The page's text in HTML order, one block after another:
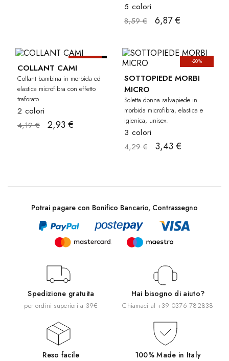
5 colori
8,59 €
6,87 €
BAMBINA
COLLANT CAMI
Collant bambina in morbida ed
elastica microfibra con effetto
traforato.
2 colori
4,19 €
2,93 €
-20%
SOTTOPIEDE MORBI
MICRO
Soletta donna salvapiede in
morbida microfibra, elastica e
igienica, unisex.
3 colori
4,29 €
3,43 €
Potrai pagare con Bonifico Bancario, Contrassegno
Spedizione gratuita
per ordini superiori a 39€
Hai bisogno di aiuto?
Chiamaci al +39 0376 782838
Reso facile 100% Made in Italy